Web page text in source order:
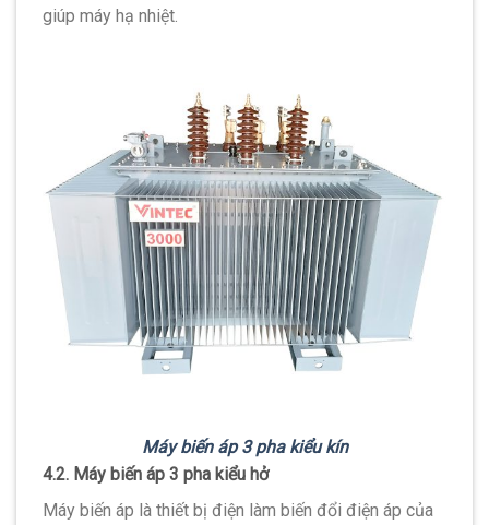
giúp máy hạ nhiệt.
Máy biến áp 3 pha kiểu kín
4.2. Máy biến áp 3 pha kiểu hở
Máy biến áp là thiết bị điện làm biến đổi điện áp của